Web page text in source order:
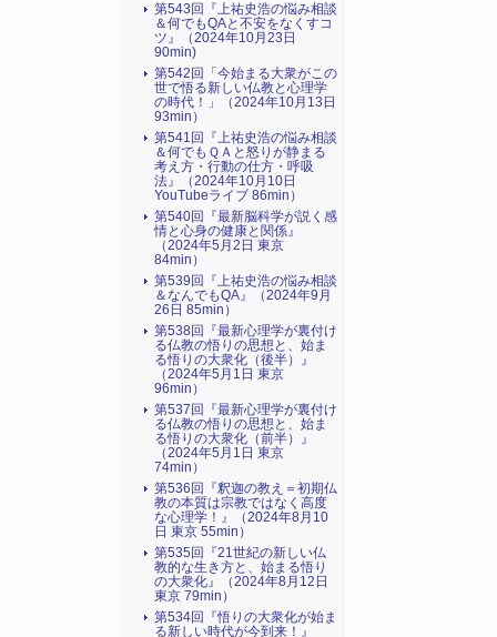
第543回『上祐史浩の悩み相談
＆何でもQAと不安をなくすコ
ツ』（2024年10月23日
90min)
第542回「今始まる大衆がこの
世で悟る新しい仏教と心理学
の時代！」（2024年10月13日
93min）
第541回『上祐史浩の悩み相談
＆何でもＱＡと怒りが静まる
考え方・行動の仕方・呼吸
法』（2024年10月10日
YouTubeライブ 86min）
第540回『最新脳科学が説く感
情と心身の健康と関係』
（2024年5月2日 東京
84min）
第539回『上祐史浩の悩み相談
＆なんでもQA』（2024年9月
26日 85min）
第538回『最新心理学が裏付け
る仏教の悟りの思想と、始ま
る悟りの大衆化（後半）』
（2024年5月1日 東京
96min）
第537回『最新心理学が裏付け
る仏教の悟りの思想と、始ま
る悟りの大衆化（前半）』
（2024年5月1日 東京
74min）
第536回『釈迦の教え＝初期仏
教の本質は宗教ではなく高度
な心理学！』（2024年8月10
日 東京 55min）
第535回『21世紀の新しい仏
教的な生き方と、始まる悟り
の大衆化』（2024年8月12日
東京 79min）
第534回『悟りの大衆化が始ま
る新しい時代が今到来！』